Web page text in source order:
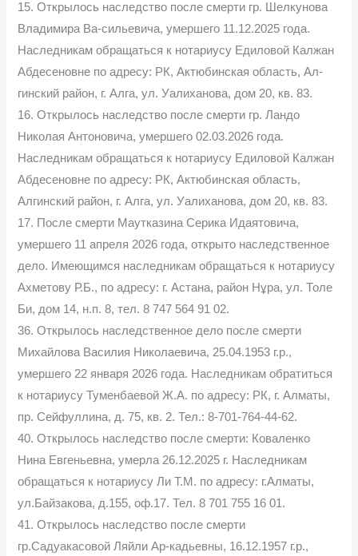
15. Открылось наследство после смерти гр. Шелкунова
Владимира Ва-сильевича, умершего 11.12.2025 года.
Наследникам обращаться к нотариусу Едиловой Калжан
Абдесеновне по адресу: РК, Актюбинская область, Ал-
гинский район, г. Алга, ул. Уалиханова, дом 20, кв. 83.
16. Открылось наследство после смерти гр. Ландо
Николая Антоновича, умершего 02.03.2026 года.
Наследникам обращаться к нотариусу Едиловой Калжан
Абдесеновне по адресу: РК, Актюбинская область,
Алгинский район, г. Алга, ул. Уалиханова, дом 20, кв. 83.
17. После смерти Маутказина Серика Идаятовича,
умершего 11 апреля 2026 года, открыто наследственное
дело. Имеющимся наследникам обращаться к нотариусу
Ахметову Р.Б., по адресу: г. Астана, район Нұра, ул. Толе
Би, дом 14, н.п. 8, тел. 8 747 564 91 02.
36. Открылось наследственное дело после смерти
Михайлова Василия Николаевича, 25.04.1953 г.р.,
умершего 22 января 2026 года. Наследникам обратиться
к нотариусу Туменбаевой Ж.А. по адресу: РК, г. Алматы,
пр. Сейфуллина, д. 75, кв. 2. Тел.: 8-701-764-44-62.
40. Открылось наследство после смерти: Коваленко
Нина Евгеньевна, умерла 26.12.2025 г. Наследникам
обращаться к нотариусу Ли Т.М. по адресу: г.Алматы,
ул.Байзакова, д.155, оф.17. Тел. 8 701 755 16 01.
41. Открылось наследство после смерти
гр.Садуакасовой Ляйли Ар-кадьевны, 16.12.1957 г.р.,